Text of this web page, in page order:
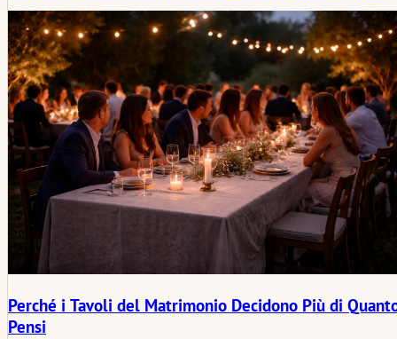
come accorciarli senza perdere il sentimento che li ha resi
importanti in primo luogo.
Perché i Tavoli del Matrimonio Decidono Più di
Pensi